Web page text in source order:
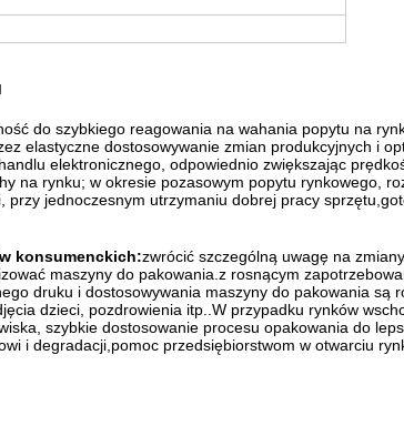
do szybkiego reagowania na wahania popytu na
elastyczne dostosowywanie zmian produkcyjnych i
elektronicznego, odpowiednio zwiększając
na rynku; w okresie pozasowym popytu rynkowego,
jednoczesnym utrzymaniu dobrej pracy
konsumenckich:zwrócić szczególną uwagę na
maszyny do pakowania.z rosnącym
druku i dostosowywania maszyny do pakowania są
dzieci, pozdrowienia itp..W przypadku rynków
szybkie dostosowanie procesu opakowania do
i degradacji,pomoc przedsiębiorstwom w otwarciu